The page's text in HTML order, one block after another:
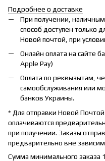
Подробнее о доставке
При получении,
способ доступен только
Новой почтой, при
Онлайн оплата на сайте
Apple Pay)
Оплата по реквызытам,
самообслуживания или
банков Украины.
* Для отправки Новой
оплачиваются
при получении. Заказы
предварительно вне
Сумма минимального заказа